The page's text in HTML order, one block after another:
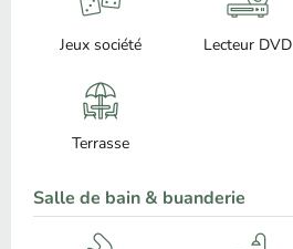
Jeux société Lecteur DVD
Terrasse
Salle de bain & buanderie